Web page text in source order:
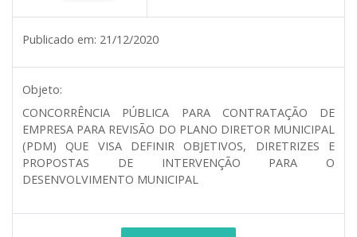
Publicado em: 21/12/2020
Objeto:
CONCORRÊNCIA PÚBLICA PARA CONTRATAÇÃO DE
EMPRESA PARA REVISÃO DO PLANO DIRETOR MUNICIPAL
(PDM) QUE VISA DEFINIR OBJETIVOS, DIRETRIZES E
PROPOSTAS DE INTERVENÇÃO PARA O
DESENVOLVIMENTO MUNICIPAL